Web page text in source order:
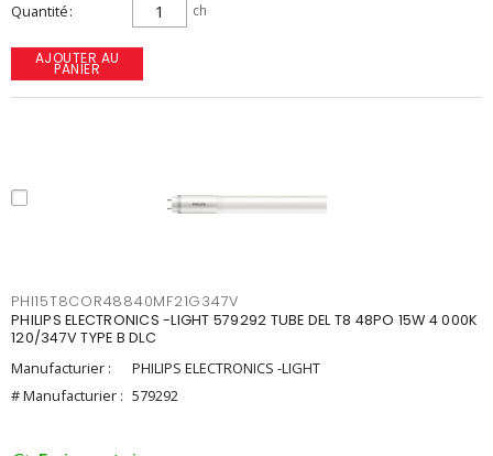
Quantité ch
AJOUTER AU
PANIER
PHI15T8COR48840MF21G347V
PHILIPS ELECTRONICS -LIGHT 579292 TUBE DEL T8 48PO 15W 4 000K
120/347V TYPE B DLC
Manufacturier :
PHILIPS ELECTRONICS -LIGHT
# Manufacturier : 579292